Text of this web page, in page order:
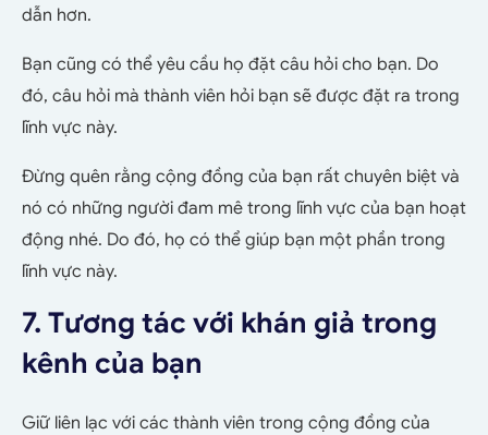
dẫn hơn.
Bạn cũng có thể yêu cầu họ đặt câu hỏi cho bạn. Do
đó, câu hỏi mà thành viên hỏi bạn sẽ được đặt ra trong
lĩnh vực này.
Đừng quên rằng cộng đồng của bạn rất chuyên biệt và
nó có những người đam mê trong lĩnh vực của bạn hoạt
động nhé. Do đó, họ có thể giúp bạn một phần trong
lĩnh vực này.
7. Tương tác với khán giả trong
kênh của bạn
Giữ liên lạc với các thành viên trong cộng đồng của